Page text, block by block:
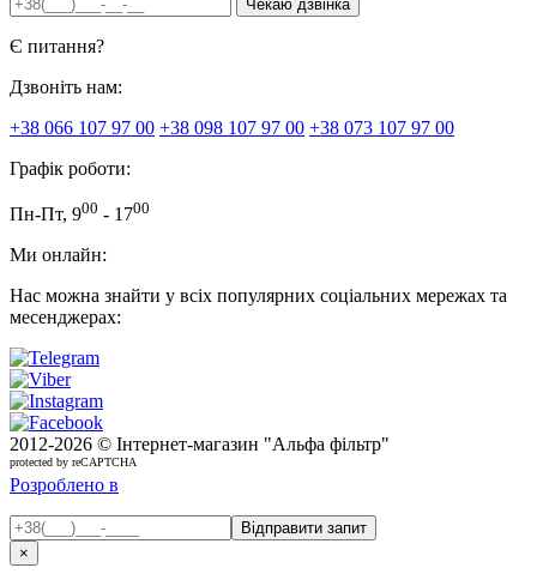
Є питання?
Дзвоніть нам:
+38 066 107 97 00 +38 098 107 97 00 +38 073 107 97 00
Графік роботи:
Пн-Пт, 900 - 1700
Ми онлайн:
Нас можна знайти у всіх популярних соціальних мережах та
месенджерах:
2012-2026 © Інтернет-магазин "Альфа фільтр"
protected by reCAPTCHA
Розроблено в
×